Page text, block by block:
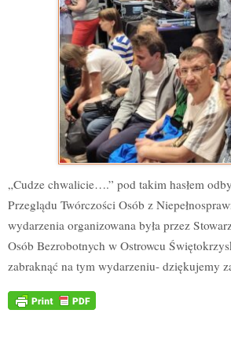
„Cudze chwalicie….” pod takim hasłem
Przeglądu Twórczości Osób z
wydarzenia organizowana była przez
Osób Bezrobotnych w Ostrowcu
zabraknąć na tym wydarzeniu- dziękujemy